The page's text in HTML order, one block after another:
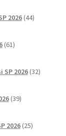
2026 44izdelkov
61izdelkov
2026 32izdelkov
39izdelkov
2026 25izdelkov